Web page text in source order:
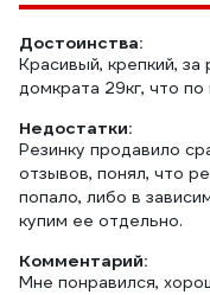
Достоинства:
Красивый, крепкий,
домкрата 29кг, что
Недостатки:
Резинку продавило
отзывов, понял, что
попало, либо в
купим ее отдельно.
Комментарий:
Мне понравился,